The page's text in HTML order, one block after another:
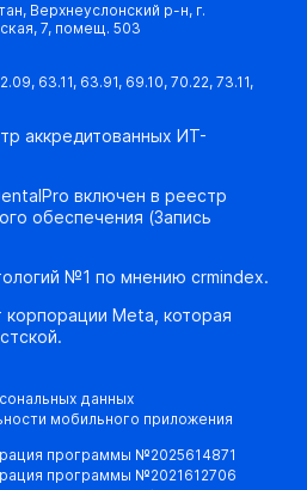
Верхнеуслонский р-н, г.
7, помещ. 503
63.11, 63.91, 69.10, 70.22, 73.11,
аккредитованных ИТ-
включен в реестр
обеспечения (Запись
№1 по мнению crmindex.
Meta, которая
данных
мобильного приложения
программы №2025614871
программы №2021612706